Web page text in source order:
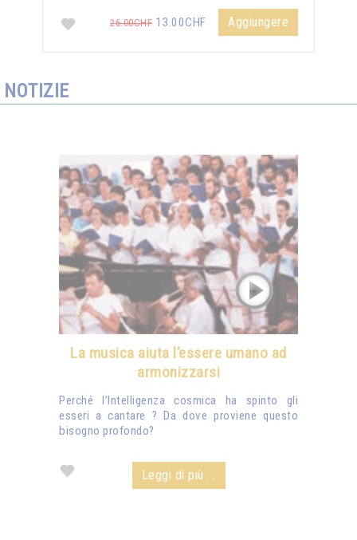
26.00CHF 13.00CHF Aggiungere
NOTIZIE
La musica aiuta l’essere umano ad
armonizzarsi
Perché l’Intelligenza cosmica ha spinto gli
esseri a cantare ? Da dove proviene questo
bisogno profondo?
Leggi di più ...